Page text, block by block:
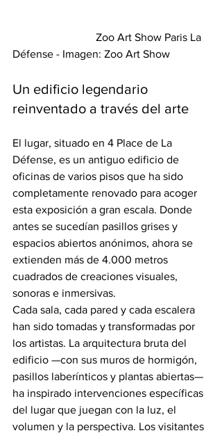
Défense - Imagen: Zoo Art Show
Un edificio legendario
reinventado a través del arte
El lugar, situado en 4 Place de La
Défense, es un antiguo edificio de
oficinas de varios pisos que ha sido
completamente renovado para acoger
esta exposición a gran escala. Donde
antes se sucedían pasillos grises y
espacios abiertos anónimos, ahora se
extienden más de 4.000 metros
cuadrados de creaciones visuales,
sonoras e inmersivas.
Cada sala, cada pared y cada escalera
han sido tomadas y transformadas por
los artistas. La arquitectura bruta del
edificio —con sus muros de hormigón,
pasillos laberínticos y plantas abiertas—
ha inspirado intervenciones específicas
del lugar que juegan con la luz, el
volumen y la perspectiva. Los visitantes